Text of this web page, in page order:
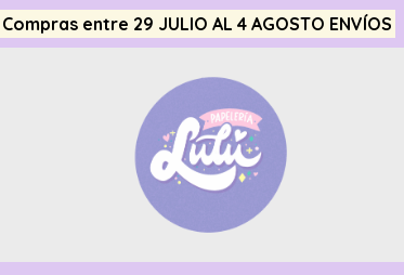
Compras entre 29 JULIO AL 4 AGOSTO ENVÍOS